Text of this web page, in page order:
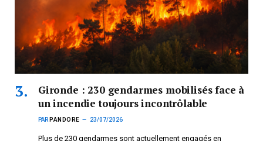
Gironde : 230 gendarmes mobilisés face à
un incendie toujours incontrôlable
PAR PANDORE 23/07/2026
Plus de 230 gendarmes sont actuellement engagés en